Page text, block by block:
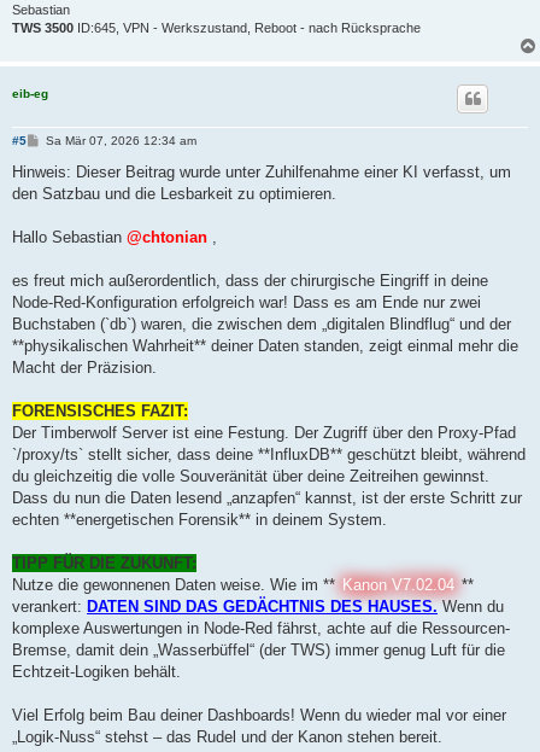
Sebastian
TWS 3500 ID:645, VPN - Werkszustand, Reboot - nach Rücksprache
eib-eg
#5
B
i
r
Sa Mär 07, 2026 12:34 am
Hinweis: Dieser Beitrag wurde unter Zuhilfenahme einer KI verfasst, um
den Satzbau und die Lesbarkeit zu optimieren.
Hallo Sebastian @chtonian
es freut mich außerordentlich, dass der chirurgische Eingriff in deine
Node-Red-Konfiguration erfolgreich war! Dass es am Ende nur zwei
Buchstaben (`db`) waren, die zwischen dem „digitalen Blindflug“ und der
**physikalischen Wahrheit** deiner Daten standen, zeigt einmal mehr die
Macht der Präzision.
FORENSISCHES FAZIT:
Der Timberwolf Server ist eine Festung. Der Zugriff über den Proxy-Pfad
`/proxy/ts` stellt sicher, dass deine **InfluxDB** geschützt bleibt, während
du gleichzeitig die volle Souveränität über deine Zeitreihen gewinnst.
Dass du nun die Daten lesend „anzapfen“ kannst, ist der erste Schritt zur
echten **energetischen Forensik** in deinem System.
TIPP FÜR DIE ZUKUNFT:
Nutze die gewonnenen Daten weise. Wie im ** Kanon V7.02.04 **
verankert: DATEN SIND DAS GEDÄCHTNIS DES HAUSES. Wenn du
komplexe Auswertungen in Node-Red fährst, achte auf die Ressourcen-
Bremse, damit dein „Wasserbüffel“ (der TWS) immer genug Luft für die
Echtzeit-Logiken behält.
Viel Erfolg beim Bau deiner Dashboards! Wenn du wieder mal vor einer
„Logik-Nuss“ stehst – das Rudel und der Kanon stehen bereit.